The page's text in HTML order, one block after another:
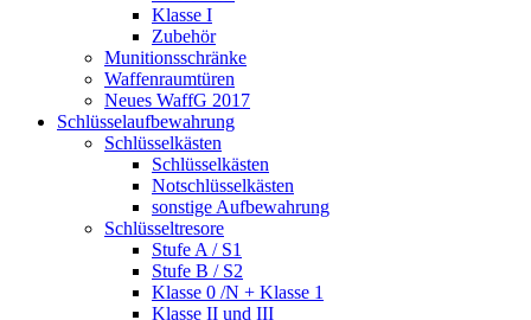
Klasse I
Zubehör
Munitionsschränke
Waffenraumtüren
Neues WaffG 2017
Schlüsselaufbewahrung
Schlüsselkästen
Schlüsselkästen
Notschlüsselkästen
sonstige Aufbewahrung
Schlüsseltresore
Stufe A / S1
Stufe B / S2
Klasse 0 /N + Klasse 1
Klasse II und III